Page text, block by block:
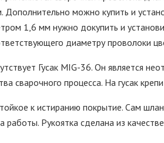
можно купить и
1,6 мм нужно докупить и
диаметру проволоки
Гусак MIG-36. Он является
сварочного процесса. На гусак
к истиранию покрытие. Сам
работы. Рукоятка сделана из